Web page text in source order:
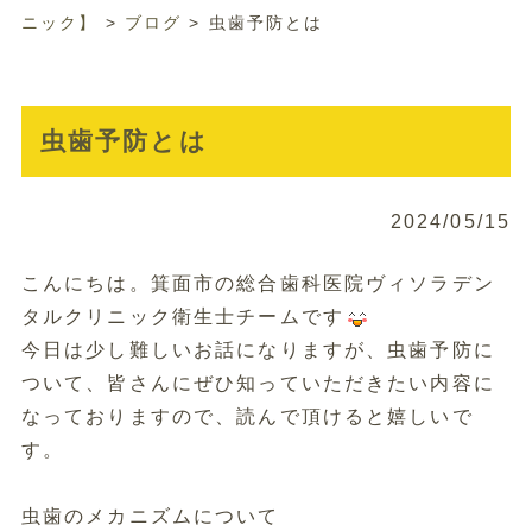
ニック】
> ブログ > 虫歯予防とは
虫歯予防とは
2024/05/15
こんにちは。箕面市の総合歯科医院ヴィソラデン
タルクリニック衛生士チームです
今日は少し難しいお話になりますが、虫歯予防に
ついて、皆さんにぜひ知っていただきたい内容に
なっておりますので、読んで頂けると嬉しいで
す。
虫歯のメカニズムについて